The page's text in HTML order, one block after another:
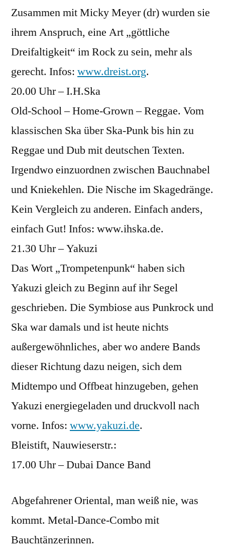
Zusammen mit Micky Meyer (dr) wurden sie
ihrem Anspruch, eine Art „göttliche
Dreifaltigkeit“ im Rock zu sein, mehr als
gerecht. Infos: www.dreist.org.
20.00 Uhr – I.H.Ska
Old-School – Home-Grown – Reggae. Vom
klassischen Ska über Ska-Punk bis hin zu
Reggae und Dub mit deutschen Texten.
Irgendwo einzuordnen zwischen Bauchnabel
und Kniekehlen. Die Nische im Skagedränge.
Kein Vergleich zu anderen. Einfach anders,
einfach Gut! Infos: www.ihska.de.
21.30 Uhr – Yakuzi
Das Wort „Trompetenpunk“ haben sich
Yakuzi gleich zu Beginn auf ihr Segel
geschrieben. Die Symbiose aus Punkrock und
Ska war damals und ist heute nichts
außergewöhnliches, aber wo andere Bands
dieser Richtung dazu neigen, sich dem
Midtempo und Offbeat hinzugeben, gehen
Yakuzi energiegeladen und druckvoll nach
vorne. Infos: www.yakuzi.de.
Bleistift, Nauwieserstr.:
17.00 Uhr – Dubai Dance Band
Abgefahrener Oriental, man weiß nie, was
kommt. Metal-Dance-Combo mit
Bauchtänzerinnen.